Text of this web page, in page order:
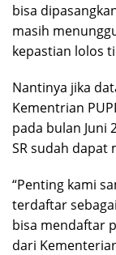
bisa
masih
kepastian lolos
Nantinya jika
Kementrian
pada bulan Juni
SR sudah dapat
“Penting kami
terdaftar
bisa mendaftar
dari